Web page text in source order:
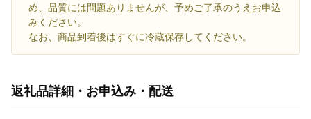
め、品質には問題ありませんが、予めご了承のうえお申込
みください。
なお、商品到着後はすぐに冷蔵保存してください。
返礼品詳細・お申込み・配送